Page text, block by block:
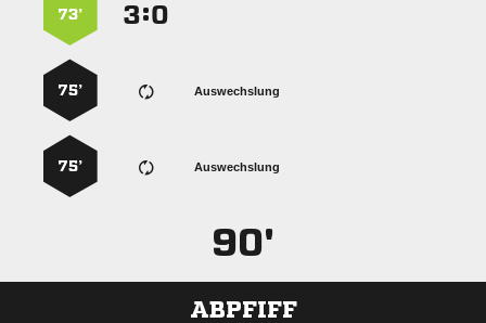
:
73’
Auswechslung
75’
Auswechslung
75’
90'
ABPFIFF